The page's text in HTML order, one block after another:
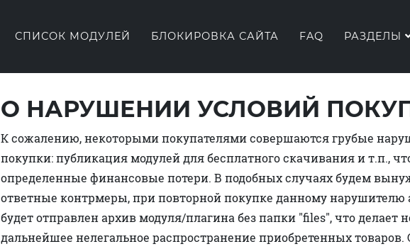
СПИСОК МОДУЛЕЙ БЛОКИРОВКА САЙТА FAQ РАЗДЕЛЫ
О НАРУШЕНИИ УСЛОВИЙ
К сожалению, некоторыми покупателями совершаются грубые
покупки: публикация модулей для бесплатного скачивания и т.п.,
определенные финансовые потери. В подобных случаях будем
ответные контрмеры, при повторной покупке данному нарушителю
будет отправлен архив модуля/плагина без папки "files", что
дальнейшее нелегальное распространение приобретенных товаров.